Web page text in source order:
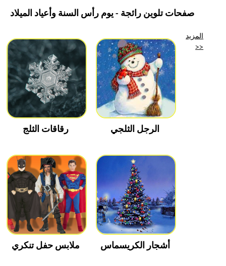
صفحات تلوين رائجة - يوم رأس السنة وأعياد الميلاد
رقاقات الثلج الرجل الثلجي
ملابس حفل تنكري أشجار الكريسماس
المزيد
>>